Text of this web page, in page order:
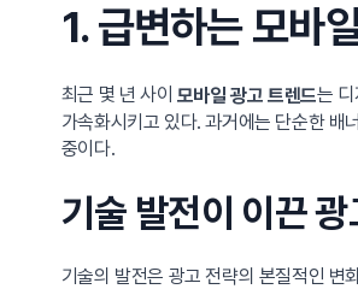
1. 급변하는 모바
최근 몇 년 사이 모바일 광고 트렌드는
가속화시키고 있다. 과거에는 단순한
중이다.
기술 발전이 이끈
기술의 발전은 광고 전략의 본질적인 변